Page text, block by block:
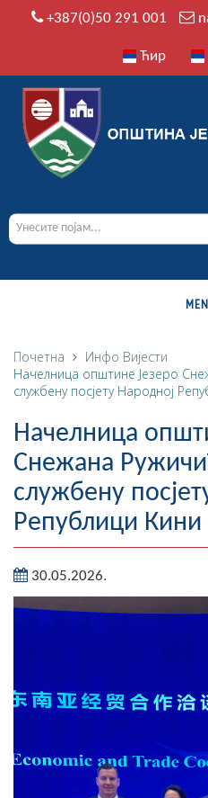
+387(0)50 291 001
Ћир
О
Историја
Географија
Насељена мјеста
Занимљивости
Фотогалерија
Извјештај о раду
Статут Општине
Почетна Инфо Вијести
Начелница општине Језеро
службену посјету Народној
Начелница
Снежана
службену
Републици Кини
30.05.2026.